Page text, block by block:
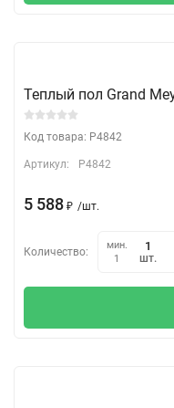
Теплый пол Grand
Код товара: P4842
Артикул: P4842
5 588 ₽ /шт.
Количество:
мин.
1
шт.